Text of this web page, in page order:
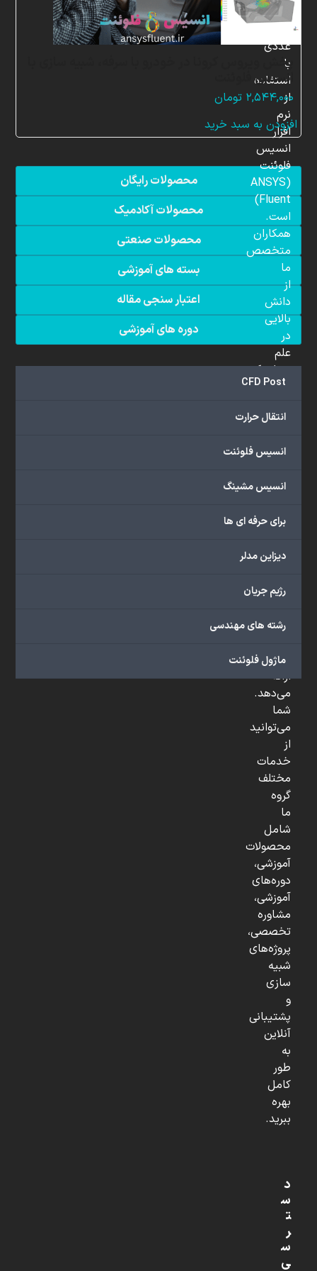
پخش ویروس کرونا در خودرو با سرفه، شبیه سازی با
انسیس فلوئنت
۲,۵۴۴,۰۰۰ تومان
افزودن به سبد خرید
محصولات رایگان
محصولات آکادمیک
محصولات صنعتی
بسته های آموزشی
اعتبار سنجی مقاله
دوره های آموزشی
CFD Post
انتقال حرارت
انسیس فلوئنت
انسیس مشینگ
برای حرفه ای ها
دیزاین مدلر
رژیم جریان
رشته های مهندسی
ماژول فلوئنت
شبیه
عددی
با
استفاده
از
نرم
افزار
انسیس
فلوئنت
(ANSYS
Fluent)
است.
همکاران
متخصص
ما
از
دانش
بالایی
در
علم
دینامیک
سیالات
(CFD)
هستند.
ما
گسترده‌ای
با
دانشگاهی،
صنعتی
...
ارائه
می‌دهد.
شما
می‌توانید
از
خدمات
مختلف
گروه
ما
شامل
محصولات
آموزشی،
دوره‌های
آموزشی،
مشاوره
تخصصی،
پروژه‌های
شبیه
سازی
و
پشتیبانی
آنلاین
به
طور
کامل
بهره
ببرید.
د
س
ت
ر
س
ی